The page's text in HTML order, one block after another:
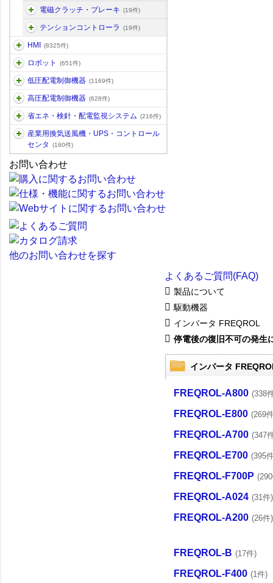
電磁クラッチ・ブレーキ (19件)
テンションコントローラ (19件)
HMI (8325件)
ロボット (651件)
低圧配電制御機器 (1169件)
高圧配電制御機器 (628件)
省エネ・検針・配電監視システム (216件)
産業用換気送風機・UPS・コントロール
センタ
(160件)
お問い合わせ
他のお問い合わせを探す
よくあるご質問(FAQ)
製品について
駆動機器
インバータ FREQROL
停電後の復旧不可の発生
インバータ
FREQROL-A800 (338
FREQROL-E800 (269
FREQROL-A700 (347
FREQROL-E700 (395
FREQROL-F700P
FREQROL-A024 (31件)
FREQROL-A200 (26件)
FREQROL-B (17件)
FREQROL-F400 (1件)